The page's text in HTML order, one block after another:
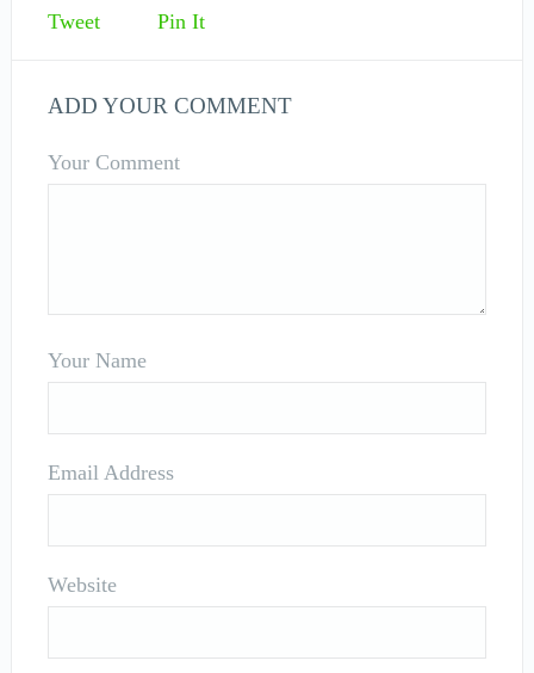
Tweet Pin It
ADD YOUR COMMENT
Your Comment
Your Name
Email Address
Website